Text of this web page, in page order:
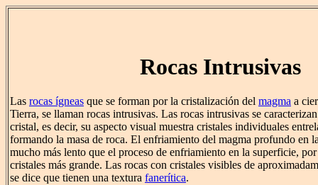
Rocas Intrusivas
Las rocas ígneas que se forman por la cristalización del magma a
Tierra, se llaman rocas intrusivas. Las rocas intrusivas se
cristal, es decir, su aspecto visual muestra cristales individuales
formando la masa de roca. El enfriamiento del magma profundo en
mucho más lento que el proceso de enfriamiento en la superficie,
cristales más grande. Las rocas con cristales visibles de
se dice que tienen una textura fanerítica.